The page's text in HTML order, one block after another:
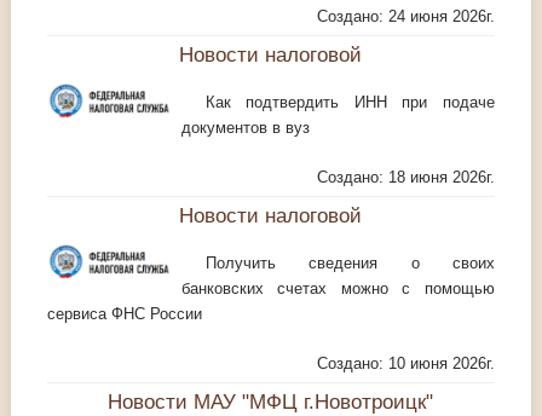
Создано: 24 июня 2026г.
Новости налоговой
Как подтвердить ИНН при подаче
документов в вуз
Создано: 18 июня 2026г.
Новости налоговой
Получить сведения о своих
банковских счетах можно с помощью
сервиса ФНС России
Создано: 10 июня 2026г.
Новости МАУ "МФЦ г.Новотроицк"